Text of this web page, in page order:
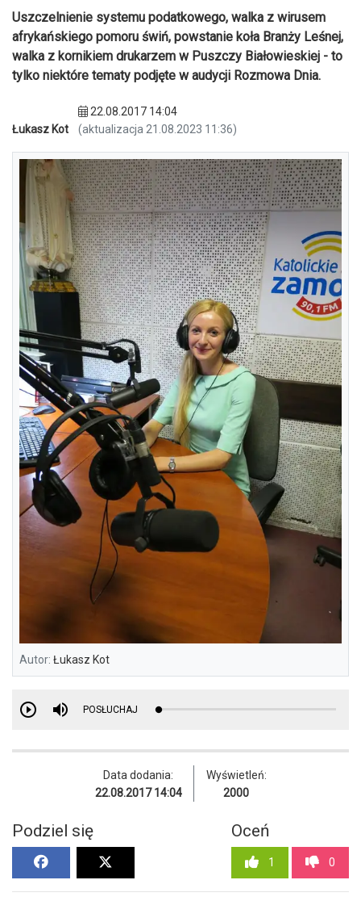
Uszczelnienie systemu podatkowego, walka z wirusem
afrykańskiego pomoru świń, powstanie koła Branży Leśnej,
walka z kornikiem drukarzem w Puszczy Białowieskiej - to
tylko niektóre tematy podjęte w audycji Rozmowa Dnia.
Łukasz Kot
22.08.2017 14:04
(aktualizacja 21.08.2023 11:36)
Autor: Łukasz Kot
POSŁUCHAJ
Data dodania:
22.08.2017 14:04
Wyświetleń:
2000
Podziel się Oceń
1 0